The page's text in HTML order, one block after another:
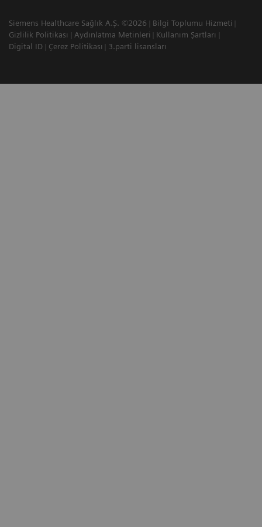
Siemens Healthcare Sağlık A.Ş. ©2026
Bilgi Toplumu Hizmeti
Gizlilik Politikası
Aydınlatma Metinleri
Kullanım Şartları
Digital ID
Çerez Politikası 3.parti lisansları